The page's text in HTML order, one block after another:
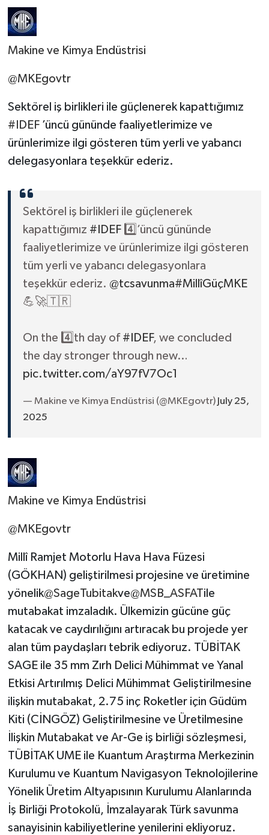
Makine ve Kimya Endüstrisi
@MKEgovtr
Sektörel iş birlikleri ile güçlenerek kapattığımız
#IDEF’üncü gününde faaliyetlerimize ve
ürünlerimize ilgi gösteren tüm yerli ve yabancı
delegasyonlara teşekkür ederiz.
Sektörel iş birlikleri ile güçlenerek
kapattığımız #IDEF4️⃣’üncü gününde
faaliyetlerimize ve ürünlerimize ilgi gösteren
tüm yerli ve yabancı delegasyonlara
teşekkür ederiz. @tcsavunma#MillîGüçMKE
💪🚀🇹🇷
On the 4️⃣th day of #IDEF, we concluded
the day stronger through new…
pic.twitter.com/aY97fV7Oc1
— Makine ve Kimya Endüstrisi (@MKEgovtr) July 25,
2025
Makine ve Kimya Endüstrisi
@MKEgovtr
Millî Ramjet Motorlu Hava Hava Füzesi
(GÖKHAN) geliştirilmesi projesine ve üretimine
yönelik@SageTubitakve@MSB_ASFATile
mutabakat imzaladık. Ülkemizin gücüne güç
katacak ve caydırılığını artıracak bu projede yer
alan tüm paydaşları tebrik ediyoruz. TÜBİTAK
SAGE ile 35 mm Zırh Delici Mühimmat ve Yanal
Etkisi Artırılmış Delici Mühimmat Geliştirilmesine
ilişkin mutabakat, 2.75 inç Roketler için Güdüm
Kiti (CİNGÖZ) Geliştirilmesine ve Üretilmesine
İlişkin Mutabakat ve Ar-Ge iş birliği sözleşmesi,
TÜBİTAK UME ile Kuantum Araştırma Merkezinin
Kurulumu ve Kuantum Navigasyon Teknolojilerine
Yönelik Üretim Altyapısının Kurulumu Alanlarında
İş Birliği Protokolü, İmzalayarak Türk savunma
sanayisinin kabiliyetlerine yenilerini ekliyoruz.